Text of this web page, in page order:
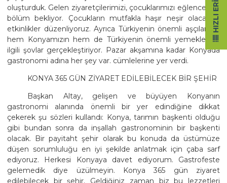
oluşturduk. Gelen ziyaretçilerimizi, çocuklarımızı eğlenceli bir
bölüm bekliyor. Çocukların mutfakla haşır neşir olacakları
etkinlikler düzenliyoruz. Ayrıca Türkiyenin önemli aşçıları da
hem Konyamızın hem de Türkiyenin önemli yemekleriyle
ilgili şovlar gerçekleştiriyor. Pazar akşamına kadar Konyada
gastronomi adına her şey var. cümlelerine yer verdi.
KONYA 365 GÜN ZİYARET EDİLEBİLECEK BİR ŞEHİR
Başkan Altay, gelişen ve büyüyen Konyanın
gastronomi alanında önemli bir yer edindiğine dikkat
çekerek şu sözleri kullandı: Konya, tarımın başkenti olduğu
gibi bundan sonra da inşallah gastronominin bir başkenti
olacak. Bir payitaht şehir olarak bu konuda da üstümüze
düşen sorumluluğu en iyi şekilde anlatmak için çaba sarf
ediyoruz. Herkesi Konyaya davet ediyorum. Gastrofeste
gelemedik diye üzülmeyin. Konya 365 gün ziyaret
edilebilecek bir şehir. Geldiğiniz zaman biz bu lezzetleri
HIZLI ERIŞIM